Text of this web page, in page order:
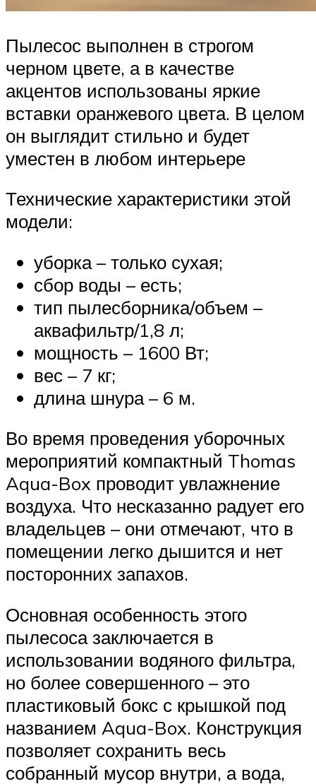
Пылесос выполнен в строгом
черном цвете, а в качестве
акцентов использованы яркие
вставки оранжевого цвета. В целом
он выглядит стильно и будет
уместен в любом интерьере
Технические характеристики этой
модели:
уборка – только сухая;
сбор воды – есть;
тип пылесборника/объем –
аквафильтр/1,8 л;
мощность – 1600 Вт;
вес – 7 кг;
длина шнура – 6 м.
Во время проведения уборочных
мероприятий компактный Thomas
Aqua-Box проводит увлажнение
воздуха. Что несказанно радует его
владельцев – они отмечают, что в
помещении легко дышится и нет
посторонних запахов.
Основная особенность этого
пылесоса заключается в
использовании водяного фильтра,
но более совершенного – это
пластиковый бокс с крышкой под
названием Aqua-Box. Конструкция
позволяет сохранить весь
собранный мусор внутри, а вода,